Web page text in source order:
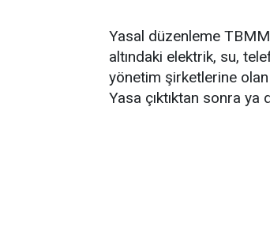
Yasal düzenleme
altındaki elektrik, su,
yönetim şirketlerine
Yasa çıktıktan sonra